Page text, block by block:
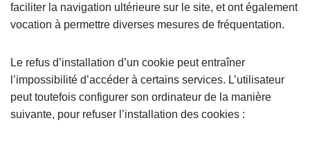
faciliter la navigation ultérieure sur le site, et ont également
vocation à permettre diverses mesures de fréquentation.
Le refus d’installation d’un cookie peut entraîner
l’impossibilité d’accéder à certains services. L’utilisateur
peut toutefois configurer son ordinateur de la manière
suivante, pour refuser l’installation des cookies :